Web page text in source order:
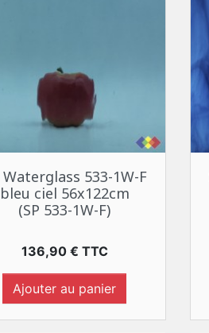
Aperçu rapide
Waterglass 533-1W-F
bleu ciel 56x122cm
(SP 533-1W-F)
Prix
136,90 € TTC
Ajouter au panier